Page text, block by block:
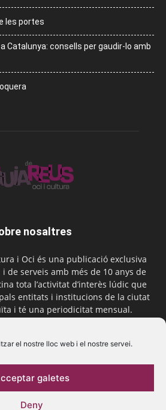
el nostre lloc web i el nostre servei.
galetes
Deny
les portes
a Catalunya: consells per gaudir-lo amb
nosaltres
i Oci és una publicació exclusiva
de serveis amb més de 10 anys de
tota l’activitat d’interès lúdic que
entitats i institucions de la ciutat
i té una periodicitat mensual.
Segueix-nos